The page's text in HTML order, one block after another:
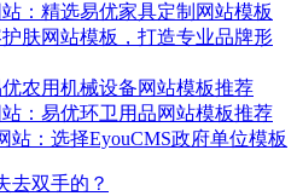
：精选易优家具定制网站模板
肤网站模板，打造专业品牌形
农用机械设备网站模板推荐
：易优环卫用品网站模板推荐
站：选择EyouCMS政府单位模板
去双手的？